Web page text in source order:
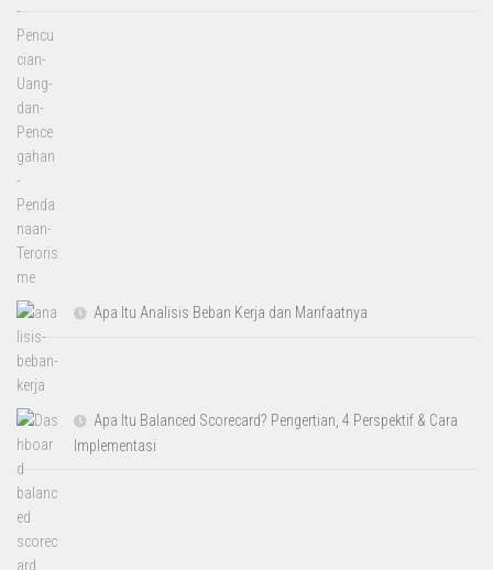
Apa Itu Analisis Beban Kerja dan Manfaatnya
Apa Itu Balanced Scorecard? Pengertian, 4 Perspektif & Cara
Implementasi